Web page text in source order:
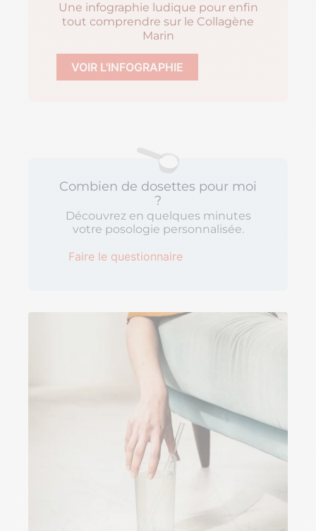
Une infographie ludique pour enfin
tout comprendre sur le Collagène
Marin
VOIR L'INFOGRAPHIE
Combien de dosettes pour moi
?
Découvrez en quelques minutes
votre posologie personnalisée.
Faire le questionnaire